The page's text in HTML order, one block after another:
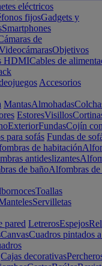
eléctricos
fijosGadgets y
Smartphones
de
Objetivos
HDMICables de
Accesorios
MantasAlmohadas
EstoresVisillos
ExteriorFundasCojín
para sofás Fundas de
de habitación
antideslizantes
de bañoAlfombras de
Toallas
Servilletas
pared LetrerosEspejos
CanvasCuadros pintados
Cajas decorativas